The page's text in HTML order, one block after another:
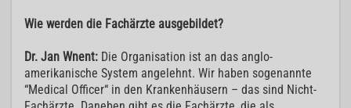
Wie werden die Fachärzte ausgebildet?
Dr. Jan Wnent: Die Organisation ist an das anglo-
amerikanische System angelehnt. Wir haben sogenannte
“Medical Officer“ in den Krankenhäusern – das sind Nicht-